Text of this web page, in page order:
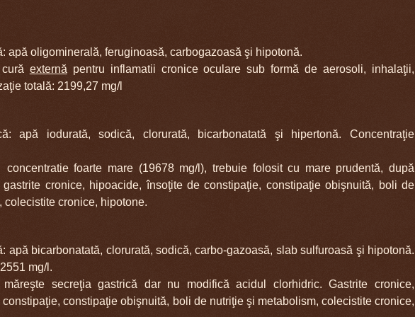
apă oligominerală, feruginoasă, carbogazoasă şi hipotonă.
externă pentru inflamatii cronice oculare sub formă de aerosoli, inhalaţii,
ţie totală: 2199,27 mg/l
apă iodurată, sodică, clorurată, bicarbonatată şi hipertonă. Concentraţie
foarte mare (19678 mg/l), trebuie folosit cu mare prudentă, după
cronice, hipoacide, însoţite de constipaţie, constipaţie obişnuită, boli de
colecistite cronice, hipotone.
apă bicarbonatată, clorurată, sodică, carbo-gazoasă, slab sulfuroasă şi hipotonă.
mg/l.
măreşte secreţia gastrică dar nu modifică acidul clorhidric. Gastrite cronice,
constipaţie obişnuită, boli de nutriţie şi metabolism, colecistite cronice,